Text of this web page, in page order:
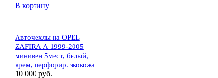
В корзину
Авточехлы на OPEL
ZAFIRA А 1999-2005
минивен 5мест, белый,
крем, перфорир. экокожа
10 000 руб.